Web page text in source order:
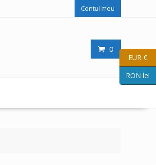
Contul meu
0
EUR €
RON lei